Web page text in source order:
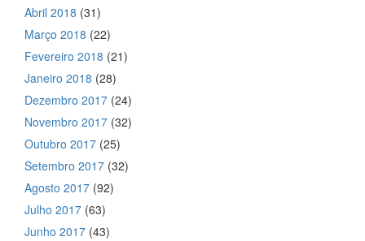
Abril 2018 (31)
Março 2018 (22)
Fevereiro 2018 (21)
Janeiro 2018 (28)
Dezembro 2017 (24)
Novembro 2017 (32)
Outubro 2017 (25)
Setembro 2017 (32)
Agosto 2017 (92)
Julho 2017 (63)
Junho 2017 (43)